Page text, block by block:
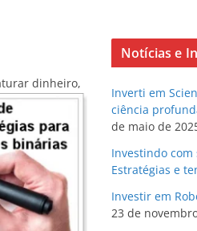
dinheiro,
Notícias e
Inverti em
ciência
de maio de
Investindo com
Estratégias e
Investir em
23 de